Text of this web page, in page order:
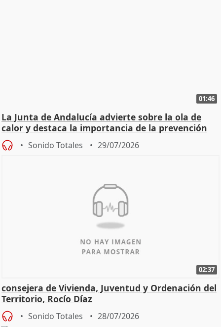
01:46
La Junta de Andalucía advierte sobre la ola de
calor y destaca la importancia de la prevención
Sonido Totales 29/07/2026
02:37
consejera de Vivienda, Juventud y Ordenación del
Territorio, Rocío Díaz
Sonido Totales 28/07/2026